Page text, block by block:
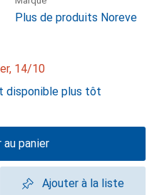
Plus de produits Noreve
14/10
disponible plus tôt
au panier
Ajouter à la liste